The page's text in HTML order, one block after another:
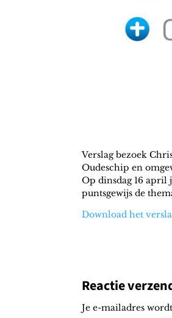
Verslag bezoek
Oudeschip en
Op dinsdag 16 april
puntsgewijs de
Download het
Reactie
Je e-mailadres